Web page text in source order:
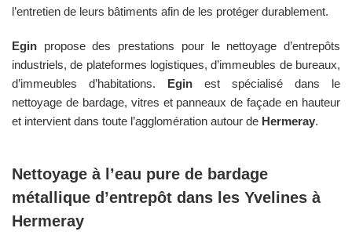
l’entretien de leurs bâtiments afin de les protéger durablement.
Egin propose des prestations pour le nettoyage d’entrepôts
industriels, de plateformes logistiques, d’immeubles de bureaux,
d’immeubles d’habitations. Egin est spécialisé dans le
nettoyage de bardage, vitres et panneaux de façade en hauteur
et intervient dans toute l’agglomération autour de Hermeray.
Nettoyage à l’eau pure de bardage
métallique d’entrepôt dans les Yvelines à
Hermeray